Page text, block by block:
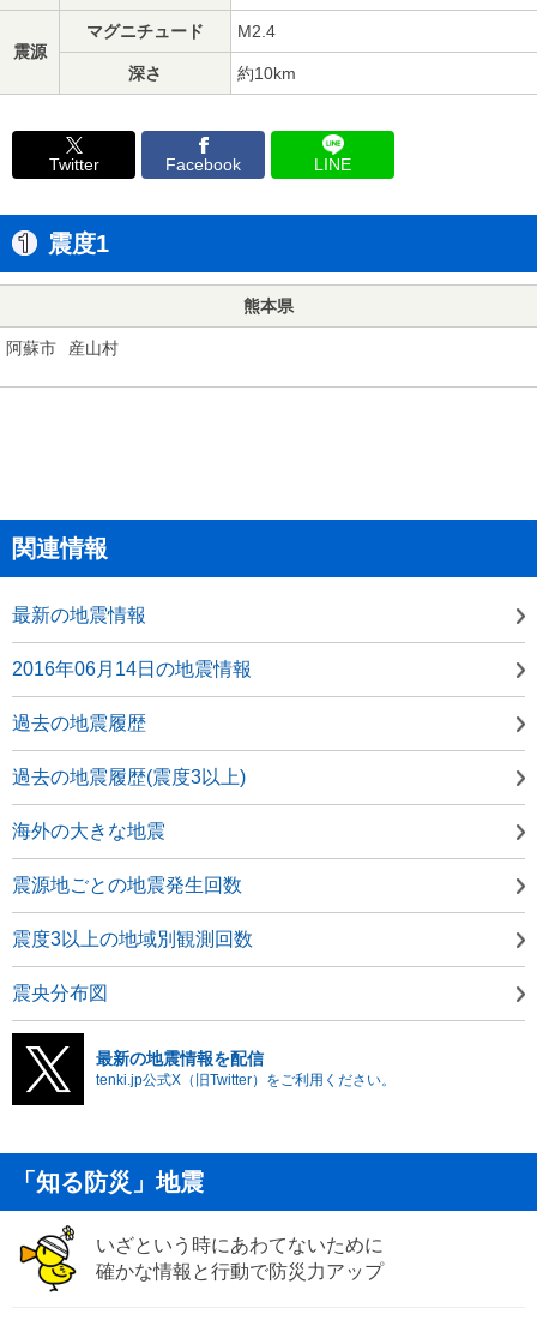
震源
マグニチュード M2.4
深さ 約10km
Twitter Facebook LINE
震度1
熊本県
阿蘇市 産山村
関連情報
最新の地震情報
2016年06月14日の地震情報
過去の地震履歴
過去の地震履歴(震度3以上)
海外の大きな地震
震源地ごとの地震発生回数
震度3以上の地域別観測回数
震央分布図
最新の地震情報を配信
tenki.jp公式X（旧Twitter）をご利用ください。
「知る防災」地震
いざという時にあわてないために
確かな情報と行動で防災力アップ